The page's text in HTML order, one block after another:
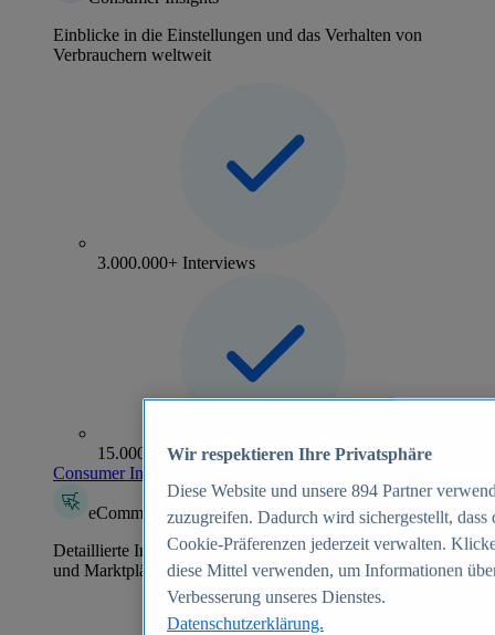
Einblicke in die Einstellungen und das Verhalten von
Verbrauchern weltweit
3.000.000+ Interviews
15.000+ Marken
Consumer Insights entdecken
eCommerce Insights
Detaillierte Informationen zu mehr als 39.000 Online-Shops
und Marktplätzen
Wir respektieren Ihre Privatsphäre
Diese Website und unsere 894 Partner
zuzugreifen. Dadurch wird sichergestellt,
Cookie-Präferenzen jederzeit verwalten.
diese Mittel verwenden, um Informationen
Verbesserung unseres Dienstes.
Datenschutzerklärung.